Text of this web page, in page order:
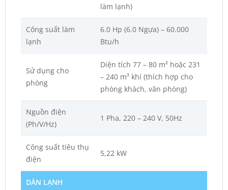
làm lạnh)
Công suất làm
lạnh
6.0 Hp (6.0 Ngựa) – 60.000
Btu/h
Sử dụng cho
phòng
Diện tích 77 – 80 m² hoặc 231
– 240 m³ khí (thích hợp cho
phòng khách, văn phòng)
Nguồn điện
(Ph/V/Hz)
1 Pha, 220 – 240 V, 50Hz
Công suất tiêu thụ
điện
5,22 kW
DÀN LẠNH